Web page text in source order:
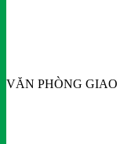
VĂN PHÒNG GIAO